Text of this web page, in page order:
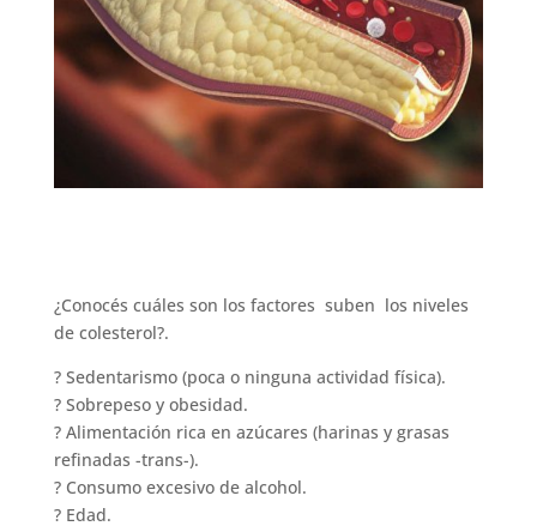
¿Conocés cuáles son los factores suben los niveles
de colesterol?.
? Sedentarismo (poca o ninguna actividad física).
? Sobrepeso y obesidad.
? Alimentación rica en azúcares (harinas y grasas
refinadas -trans-).
? Consumo excesivo de alcohol.
? Edad.